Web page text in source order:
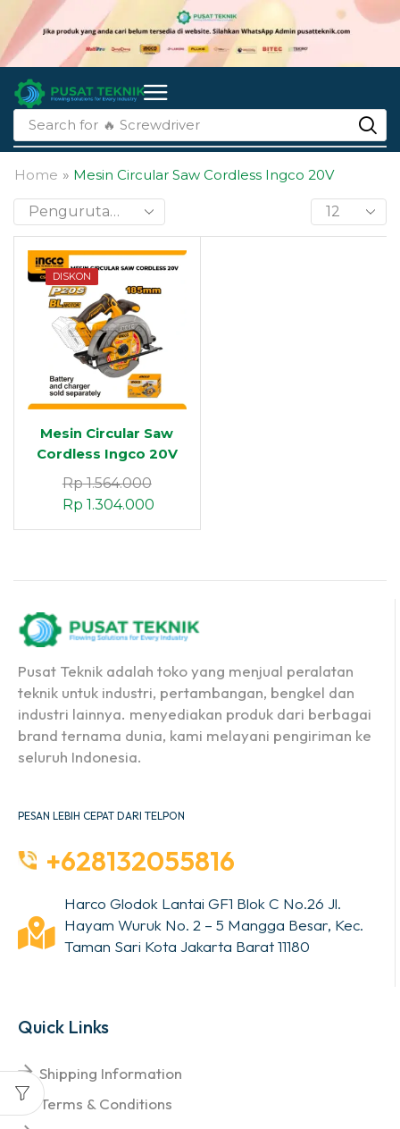
Search for 🔥 li-ion batteries
Home » Mesin Circular Saw Cordless Ingco 20V
DISKON
Mesin Circular Saw
Cordless Ingco 20V
Rp1.564.000
Rp 1.304.000
Pusat Teknik adalah toko yang menjual peralatan
teknik untuk industri, pertambangan, bengkel dan
industri lainnya. menyediakan produk dari berbagai
brand ternama dunia, kami melayani pengiriman ke
seluruh Indonesia.
PESAN LEBIH CEPAT DARI TELPON
+628132055816
Harco Glodok Lantai GF1 Blok C No.26 Jl.
Hayam Wuruk No. 2 – 5 Mangga Besar, Kec.
Taman Sari Kota Jakarta Barat 11180
Quick Links
Shipping Information
Terms & Conditions